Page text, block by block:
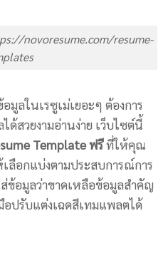
novoresume.com/resume-
ในเรซูเม่เยอะๆ ต้องการ
ด้สวยงามอ่านง่าย เว็บไซต์นี้
Template ฟรีที่ให้คุณ
ลือกแบ่งตามประสบการณ์การ
ข้อมูลว่าขาดเหลือข้อมูลสำคัญ
อปรับแต่งเฉดสีเทมแพลตได้